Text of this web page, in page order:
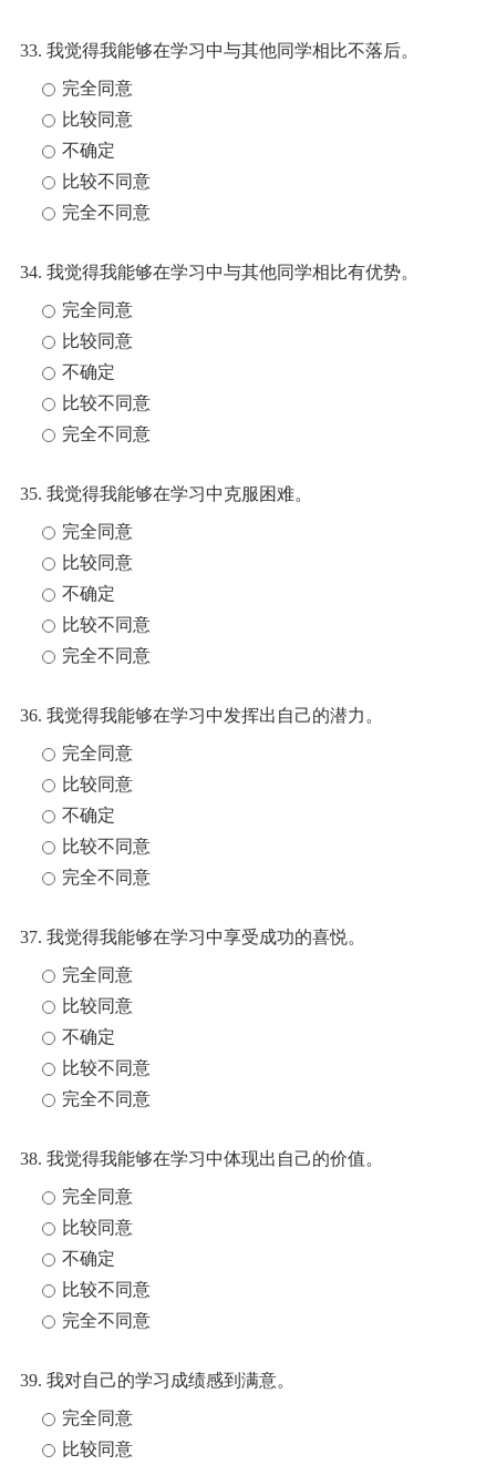
33. 我觉得我能够在学习中与其他同学相比不落后。
完全同意
比较同意
不确定
比较不同意
完全不同意
34. 我觉得我能够在学习中与其他同学相比有优势。
完全同意
比较同意
不确定
比较不同意
完全不同意
35. 我觉得我能够在学习中克服困难。
完全同意
比较同意
不确定
比较不同意
完全不同意
36. 我觉得我能够在学习中发挥出自己的潜力。
完全同意
比较同意
不确定
比较不同意
完全不同意
37. 我觉得我能够在学习中享受成功的喜悦。
完全同意
比较同意
不确定
比较不同意
完全不同意
38. 我觉得我能够在学习中体现出自己的价值。
完全同意
比较同意
不确定
比较不同意
完全不同意
39. 我对自己的学习成绩感到满意。
完全同意
比较同意